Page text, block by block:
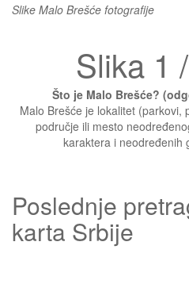
Slike Malo Brešće fotografije
Slika 1
Što je Malo Brešće?
Malo Brešće je lokalitet (parkovi,
područje ili mesto
karaktera i neodređenih
Poslednje
karta Srbije